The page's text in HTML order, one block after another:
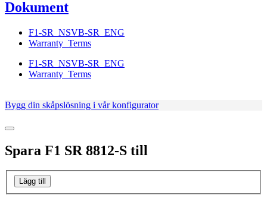
Dokument
F1-SR_NSVB-SR_ENG
Warranty_Terms
F1-SR_NSVB-SR_ENG
Warranty_Terms
Bygg din skåpslösning i vår konfigurator
Spara F1 SR 8812-S till
Lägg till